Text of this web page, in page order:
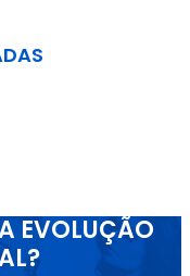
EVOLUÇÃO